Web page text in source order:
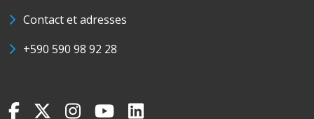
Contact et adresses
+590 590 98 92 28